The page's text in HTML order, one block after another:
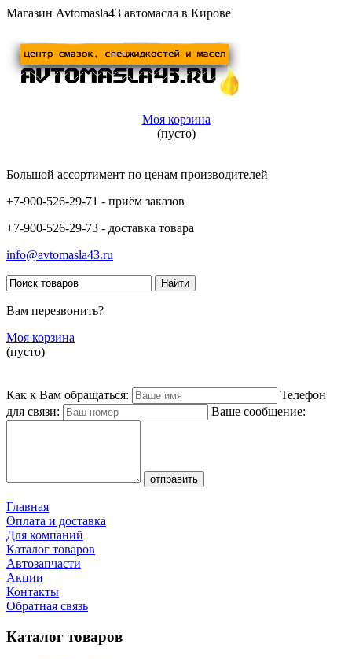
Магазин Avtomasla43 автомасла в Кирове
Моя корзина
(пусто)
Большой ассортимент по ценам производителей
+7-900-526-29-71 - приём заказов
+7-900-526-29-73 - доставка товара
info@avtomasla43.ru
Вам перезвонить?
Моя корзина
(пусто)
Как к Вам обращаться:
Телефон
для связи:
Ваше сообщение:
Главная
Оплата и доставка
Для компаний
Каталог товаров
Автозапчасти
Акции
Контакты
Обратная связь
Каталог товаров